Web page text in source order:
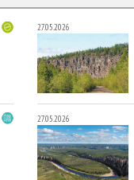
27.05.2026
27.05.2026